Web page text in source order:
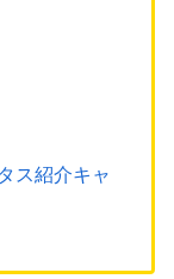
ス紹介キャ